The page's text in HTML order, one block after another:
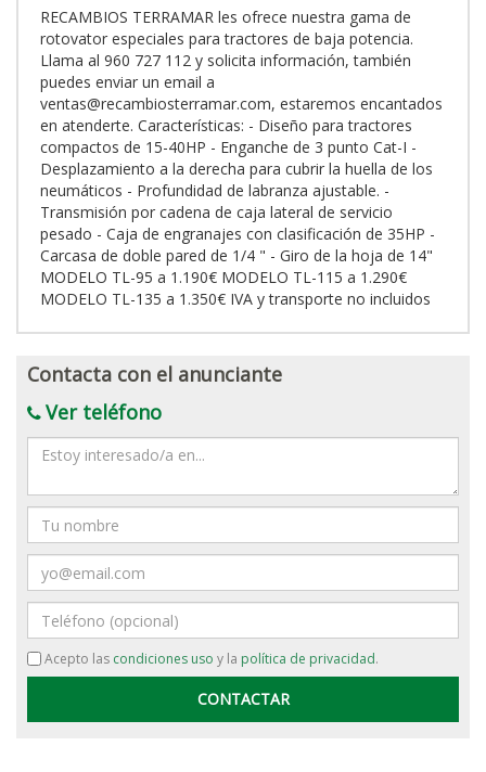
RECAMBIOS TERRAMAR les ofrece nuestra gama de
rotovator especiales para tractores de baja potencia.
Llama al 960 727 112 y solicita información, también
puedes enviar un email a
ventas@recambiosterramar.com, estaremos encantados
en atenderte. Características: - Diseño para tractores
compactos de 15-40HP - Enganche de 3 punto Cat-I -
Desplazamiento a la derecha para cubrir la huella de los
neumáticos - Profundidad de labranza ajustable. -
Transmisión por cadena de caja lateral de servicio
pesado - Caja de engranajes con clasificación de 35HP -
Carcasa de doble pared de 1/4 " - Giro de la hoja de 14"
MODELO TL-95 a 1.190€ MODELO TL-115 a 1.290€
MODELO TL-135 a 1.350€ IVA y transporte no incluidos
Contacta con el anunciante
Ver teléfono
Mensaje
Nombre
Email
Teléfono
Acepto las condiciones uso y la política de privacidad.